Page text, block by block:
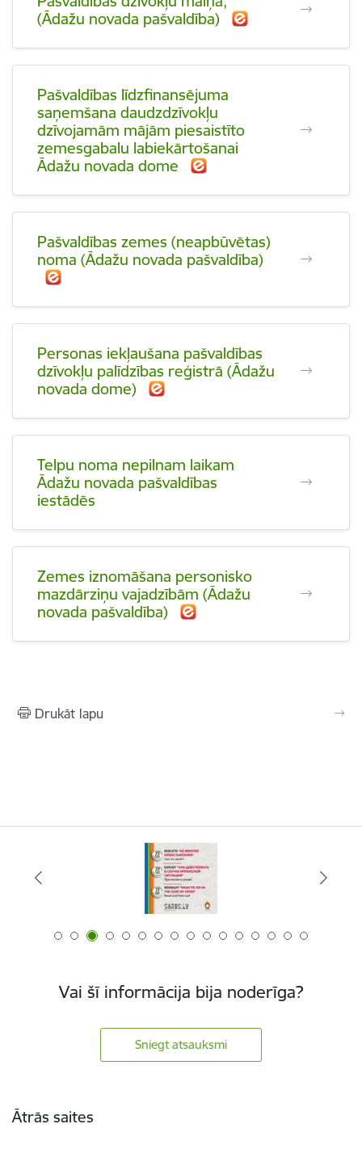
(Ādažu novada pašvaldība)
Pašvaldības līdzfinansējuma
saņemšana daudzdzīvokļu
dzīvojamām mājām piesaistīto
zemesgabalu labiekārtošanai
Ādažu novada dome
Pašvaldības zemes (neapbūvētas)
noma (Ādažu novada pašvaldība)
Personas iekļaušana pašvaldības
dzīvokļu palīdzības reģistrā (Ādažu
novada dome)
Telpu noma nepilnam laikam
Ādažu novada pašvaldības
iestādēs
Zemes iznomāšana personisko
mazdārziņu vajadzībām (Ādažu
novada pašvaldība)
Drukāt lapu
Vai šī informācija bija noderīga?
Sniegt atsauksmi
Ātrās saites